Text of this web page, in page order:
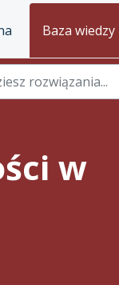
Baza wiedzy
w